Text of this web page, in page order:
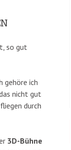
so gut
gehöre ich
nicht gut
durch
3D-Bühne